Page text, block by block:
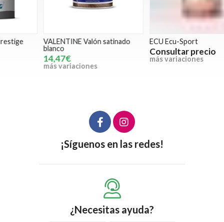
VALENTINE Valón satinado
blanco
más variaciones
ECU Ecu-Sport
Consultar precio
más variaciones
¡Síguenos en las redes!
¿Necesitas ayuda?